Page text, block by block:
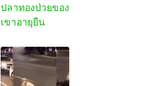
ปลาทองป่วยของ
เขาอายุยืน